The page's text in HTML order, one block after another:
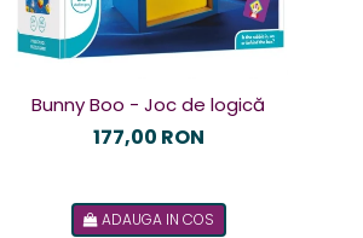
Bunny Boo - Joc de logică
177,00 RON
ADAUGA IN COS